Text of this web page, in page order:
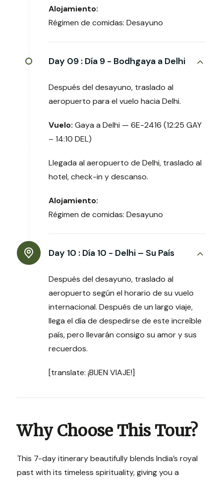
Alojamiento:
Régimen de comidas: Desayuno
Day 09 : Día 9 - Bodhgaya a Delhi
Después del desayuno, traslado al
aeropuerto para el vuelo hacia Delhi.
Vuelo: Gaya a Delhi — 6E-2416 (12:25 GAY
– 14:10 DEL)
Llegada al aeropuerto de Delhi, traslado al
hotel, check-in y descanso.
Alojamiento:
Régimen de comidas: Desayuno
Day 10 : Día 10 - Delhi – Su País
Después del desayuno, traslado al
aeropuerto según el horario de su vuelo
internacional. Después de un largo viaje,
llega el día de despedirse de este increíble
país, pero llevarán consigo su amor y sus
recuerdos.
[translate: ¡BUEN VIAJE!]
Why Choose This Tour?
This 7-day itinerary beautifully blends India’s royal
past with its timeless spirituality, giving you a